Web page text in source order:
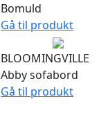
Bomuld
Gå til produkt
BLOOMINGVILLE
Abby sofabord
Gå til produkt